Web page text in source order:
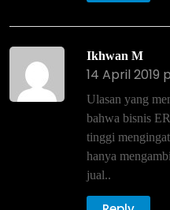
Ikhwan M
14 April 2019
Ulasan yang
bahwa bisnis
tinggi
hanya
jual..